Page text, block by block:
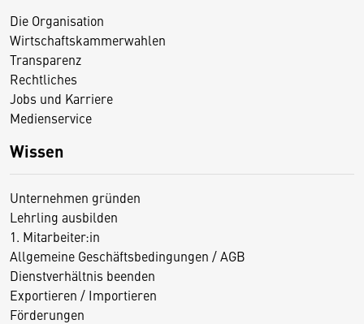
Die Organisation
Wirtschaftskammerwahlen
Transparenz
Rechtliches
Jobs und Karriere
Medienservice
Wissen
Unternehmen gründen
Lehrling ausbilden
1. Mitarbeiter:in
Allgemeine Geschäftsbedingungen / AGB
Dienstverhältnis beenden
Exportieren / Importieren
Förderungen